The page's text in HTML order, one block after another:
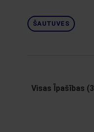
ŠAUTUVES
Visas Īpašības